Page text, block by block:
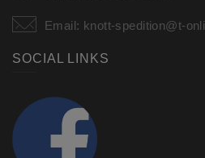
Email: knott-spedition@t-
SOCIAL LINKS